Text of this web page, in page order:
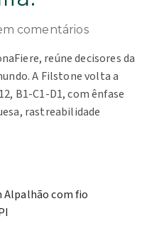
comentários
reúne decisores da
A Filstone volta a
B1-C1-D1, com ênfase
rastreabilidade